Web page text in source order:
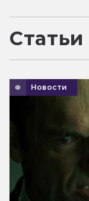
Статьи
Новости